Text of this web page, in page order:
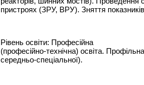
пристроях (ЗРУ, ВРУ). Зняття
Рівень освіти: Професійна
(професійно-технічна) освіта.
середньо-спеціальної).